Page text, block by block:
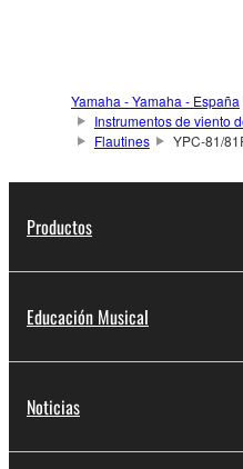
Yamaha - Yamaha - España
Instrumentos de viento
Flautines
YPC-81/
Productos
Educación Musical
Noticias